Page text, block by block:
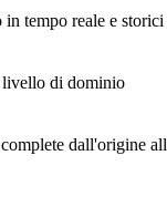
tempo reale e storici
di dominio
dall'origine